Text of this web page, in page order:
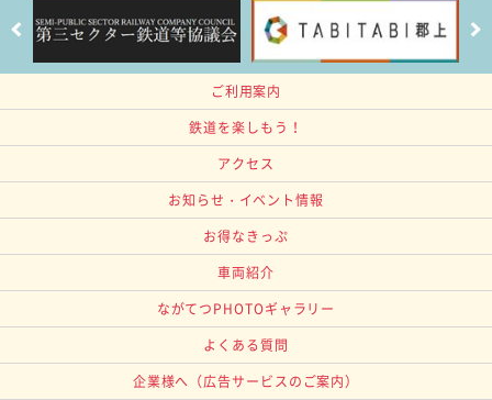
ご利用案内
鉄道を楽しもう！
アクセス
お知らせ・イベント情報
お得なきっぷ
車両紹介
ながてつPHOTOギャラリー
よくある質問
企業様へ （広告サービスのご案内）